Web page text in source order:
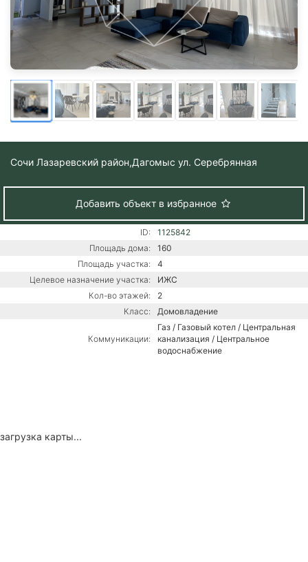
Сочи Лазаревский район,Дагомыс ул. Серебрянная
Добавить объект в избранное
ID:
1125842
Площадь дома:
160
Площадь участка:
4
Целевое назначение участка:
ИЖС
Кол-во этажей:
2
Класс:
Домовладение
Коммуникации:
Газ / Газовый котел / Центральная
канализация / Центральное
водоснабжение
загрузка карты...